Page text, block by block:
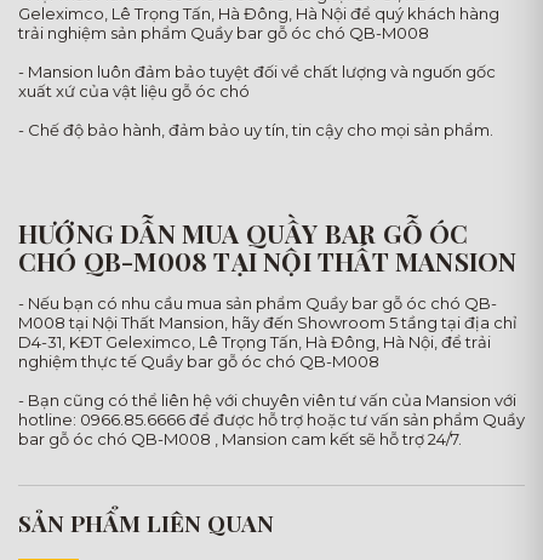
Geleximco, Lê Trọng Tấn, Hà Đông, Hà Nội để quý khách hàng
trải nghiệm sản phẩm Quầy bar gỗ óc chó QB-M008
- Mansion luôn đảm bảo tuyệt đối về chất lượng và nguốn gốc
xuất xứ của vật liệu gỗ óc chó
- Chế độ bảo hành, đảm bảo uy tín, tin cậy cho mọi sản phẩm.
HƯỚNG DẪN MUA QUẦY BAR GỖ ÓC
CHÓ QB-M008 TẠI NỘI THẤT MANSION
- Nếu bạn có nhu cầu mua sản phẩm Quầy bar gỗ óc chó QB-
M008 tại Nội Thất Mansion, hãy đến Showroom 5 tầng tại địa chỉ
D4-31, KĐT Geleximco, Lê Trọng Tấn, Hà Đông, Hà Nội, để trải
nghiệm thực tế Quầy bar gỗ óc chó QB-M008
- Bạn cũng có thể liên hệ với chuyên viên tư vấn của Mansion với
hotline: 0966.85.6666 để được hỗ trợ hoặc tư vấn sản phẩm Quầy
bar gỗ óc chó QB-M008 , Mansion cam kết sẽ hỗ trợ 24/7.
SẢN PHẨM LIÊN QUAN